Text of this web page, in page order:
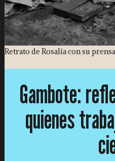
Retrato de Rosalía con su
Gambote:
quienes